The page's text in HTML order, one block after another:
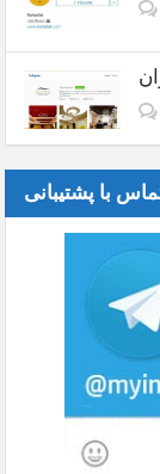
با پشتیبانی